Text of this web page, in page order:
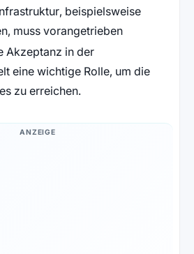
beispielsweise
muss vorangetrieben
Akzeptanz in der
eine wichtige Rolle, um die
zu erreichen.
ANZEIGE